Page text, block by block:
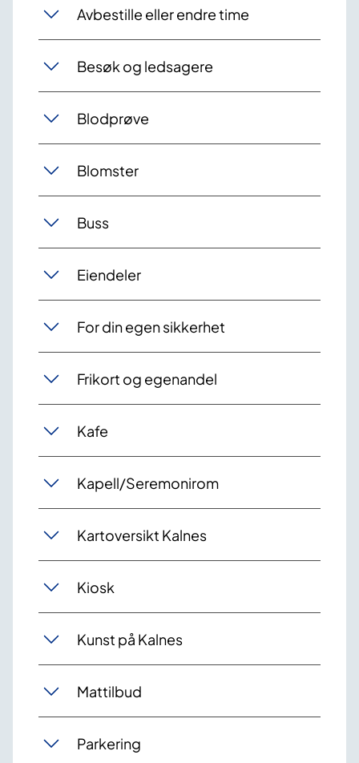
Avbestille eller endre time
Besøk og ledsagere
Blodprøve
Blomster
Buss
Eiendeler
For din egen sikkerhet
Frikort og egenandel
Kafe
Kapell/Seremonirom
Kartoversikt Kalnes
Kiosk
Kunst på Kalnes
Mattilbud
Parkering